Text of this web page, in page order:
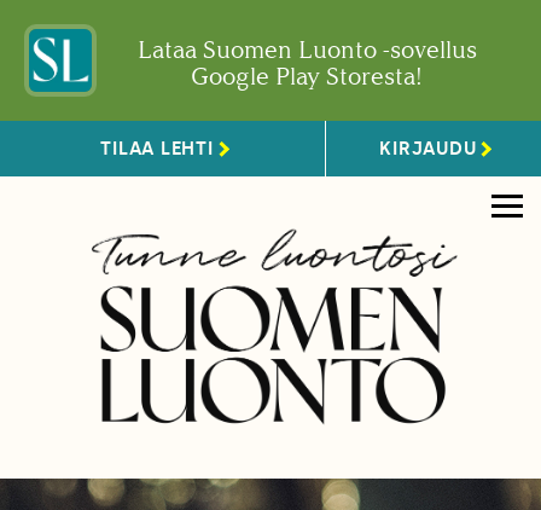
Lataa Suomen Luonto -sovellus
Google Play Storesta!
TILAA LEHTI KIRJAUDU